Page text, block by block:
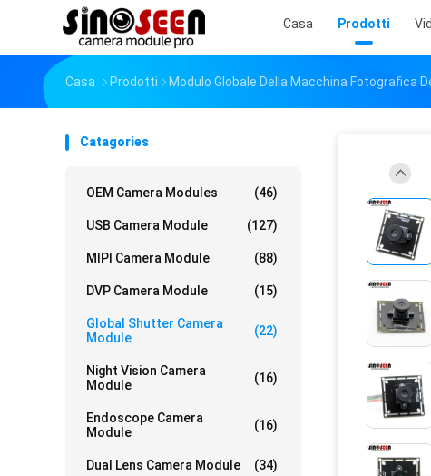
Casa Prodotti
Casa Prodotti Modulo Globale Della Macchina Fotografica
Catagories
OEM Camera Modules (46)
USB Camera Module (127)
MIPI Camera Module (88)
DVP Camera Module (15)
Global Shutter Camera
Module
(22)
Night Vision Camera
Module
(16)
Endoscope Camera
Module
(16)
Dual Lens Camera Module (34)